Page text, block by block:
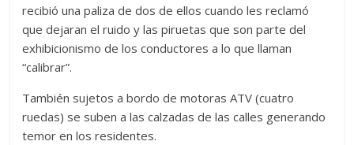
recibió una paliza de dos de ellos cuando les reclamó
que dejaran el ruido y las piruetas que son parte del
exhibicionismo de los conductores a lo que llaman
“calibrar”.
También sujetos a bordo de motoras ATV (cuatro
ruedas) se suben a las calzadas de las calles generando
temor en los residentes.